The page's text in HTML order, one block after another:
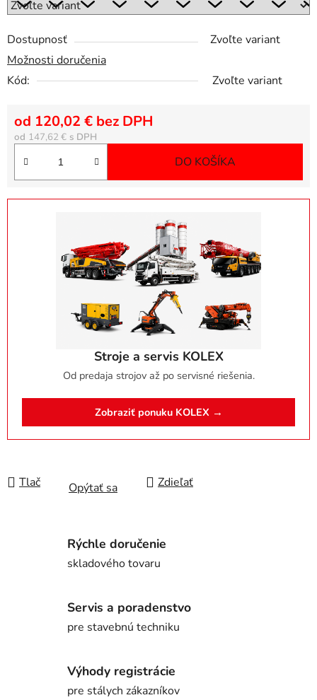
Dostupnosť
Zvoľte variant
Možnosti doručenia
Kód:
Zvoľte variant
od 147,62 €
od 120,02 € bez DPH
DO KOŠÍKA
Stroje a servis KOLEX
Od predaja strojov až po servisné riešenia.
Zobraziť ponuku KOLEX →
Tlač Opýtať sa Zdieľať
Rýchle doručenie
skladového tovaru
Servis a poradenstvo
pre stavebnú techniku
Výhody registrácie
pre stálych zákazníkov